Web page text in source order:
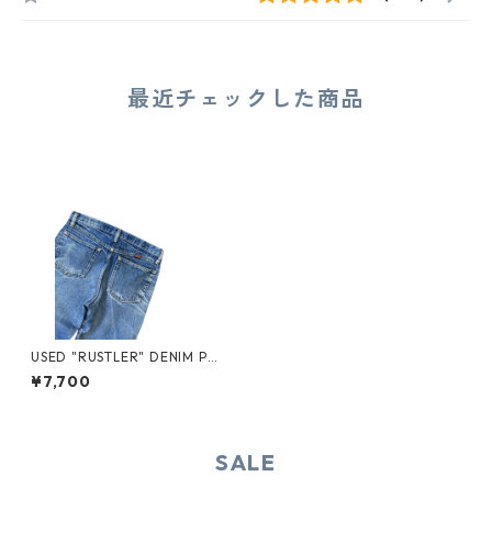
最近チェックした商品
USED "RUSTLER" DENIM PAN
TS
¥7,700
SALE